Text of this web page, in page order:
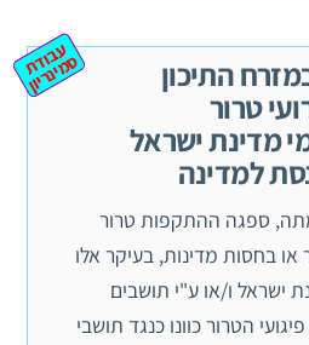
התיכון
טרור
מדינת ישראל
למדינה
ע
ב
וד
ת
ס
מ
ינ
ר
יון
ספגה ההתקפות טרור
או בחסות מדינות, בעיקר אלו
ישראל ו/או ע"י תושבים
הטרור כוונו כנגד תושבי